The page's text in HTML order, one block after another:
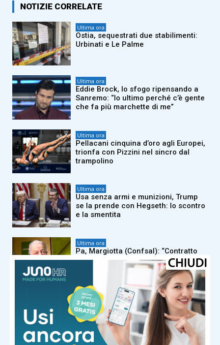
NOTIZIE CORRELATE
Ultima ora
Ostia, sequestrati due stabilimenti:
Urbinati e Le Palme
Ultima ora
Eddie Brock, lo sfogo ripensando a
Sanremo: “Io ultimo perché c’è gente
che fa più marchette di me”
Ultima ora
Pellacani cinquina d’oro agli Europei,
trionfa con Pizzini nel sincro dal
trampolino
Ultima ora
Usa senza armi e munizioni, Trump
se la prende con Hegseth: lo scontro
e la smentita
Ultima ora
Pa, Margiotta (Confsal): “Contratto
Funzioni Centrali 2025-2027 rafforza
salari, diritti e innovazione”
Ultima ora
Palermo: inaugurata la nuova
fermata di Amat